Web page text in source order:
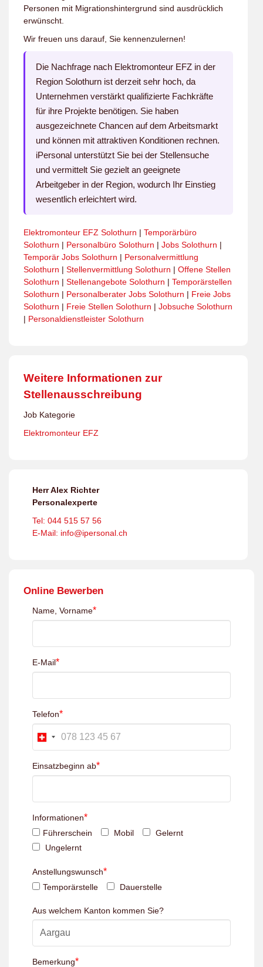
Personen mit Migrationshintergrund sind ausdrücklich
erwünscht.
Wir freuen uns darauf, Sie kennenzulernen!
Die Nachfrage nach Elektromonteur EFZ in der
Region Solothurn ist derzeit sehr hoch, da
Unternehmen verstärkt qualifizierte Fachkräfte
für ihre Projekte benötigen. Sie haben
ausgezeichnete Chancen auf dem Arbeitsmarkt
und können mit attraktiven Konditionen rechnen.
iPersonal unterstützt Sie bei der Stellensuche
und vermittelt Sie gezielt an geeignete
Arbeitgeber in der Region, wodurch Ihr Einstieg
wesentlich erleichtert wird.
Elektromonteur EFZ Solothurn | Temporärbüro
Solothurn | Personalbüro Solothurn | Jobs Solothurn |
Temporär Jobs Solothurn | Personalvermittlung
Solothurn | Stellenvermittlung Solothurn | Offene Stellen
Solothurn | Stellenangebote Solothurn | Temporärstellen
Solothurn | Personalberater Jobs Solothurn | Freie Jobs
Solothurn | Freie Stellen Solothurn | Jobsuche Solothurn
| Personaldienstleister Solothurn
Weitere Informationen zur
Stellenausschreibung
Job Kategorie
Elektromonteur EFZ
Herr Alex Richter
Personalexperte
Tel: 044 515 57 56
E-Mail: info@ipersonal.ch
Online Bewerben
Name, Vorname*
E-Mail*
Telefon*
Einsatzbeginn ab*
Informationen*
Führerschein Mobil
Gelernt
Ungelernt
Anstellungswunsch*
Temporärstelle Dauerstelle
Aus welchem Kanton kommen Sie?
Bemerkung*